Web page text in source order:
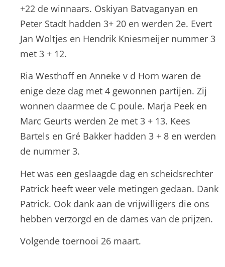
+22 de winnaars. Oskiyan Batvaganyan en
Peter Stadt hadden 3+ 20 en werden 2e. Evert
Jan Woltjes en Hendrik Kniesmeijer nummer 3
met 3 + 12.
Ria Westhoff en Anneke v d Horn waren de
enige deze dag met 4 gewonnen partijen. Zij
wonnen daarmee de C poule. Marja Peek en
Marc Geurts werden 2e met 3 + 13. Kees
Bartels en Gré Bakker hadden 3 + 8 en werden
de nummer 3.
Het was een geslaagde dag en scheidsrechter
Patrick heeft weer vele metingen gedaan. Dank
Patrick. Ook dank aan de vrijwilligers die ons
hebben verzorgd en de dames van de prijzen.
Volgende toernooi 26 maart.